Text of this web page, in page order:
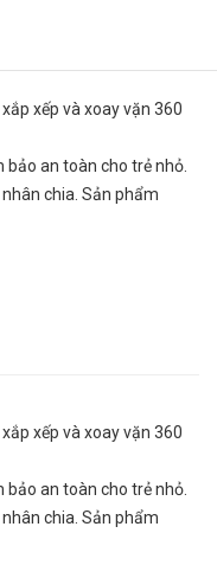
xếp và xoay vặn 360
an toàn cho trẻ nhỏ.
chia. Sản phẩm
xếp và xoay vặn 360
an toàn cho trẻ nhỏ.
chia. Sản phẩm